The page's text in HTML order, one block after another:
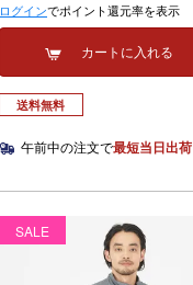
ログインでポイント還元率を表示
カートに入れる
送料無料
午前中の注文で最短当日出荷
SALE